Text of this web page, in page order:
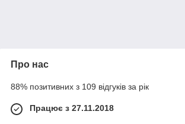
Про нас
88% позитивних з 109 відгуків за рік
Працює з 27.11.2018